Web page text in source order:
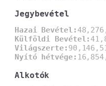
Jegybevétel
Hazai Bevétel:
Külföldi Bevétel:
Világszerte:
Nyító hétvége:
Alkotók